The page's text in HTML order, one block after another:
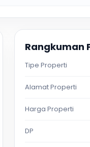
Rangkuman
Tipe Properti
Alamat Properti
Harga Properti
DP